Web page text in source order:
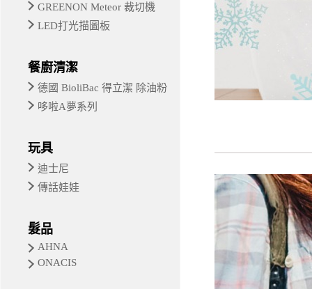
GREENON Meteor 裁切機
LED打光描圖板
餐廚清潔
德國 BioliBac 得立潔 除油粉
哆啦A夢系列
玩具
迪士尼
傳話娃娃
髮品
AHNA
ONACIS